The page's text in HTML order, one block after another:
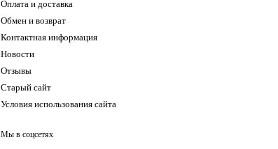
Оплата и доставка
Обмен и возврат
Контактная информация
Новости
Отзывы
Старый сайт
Условия использования сайта
Мы в соцсетях